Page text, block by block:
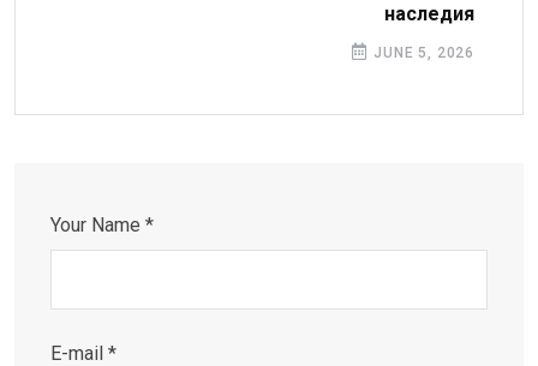
наследия
JUNE 5, 2026
Your Name *
E-mail *